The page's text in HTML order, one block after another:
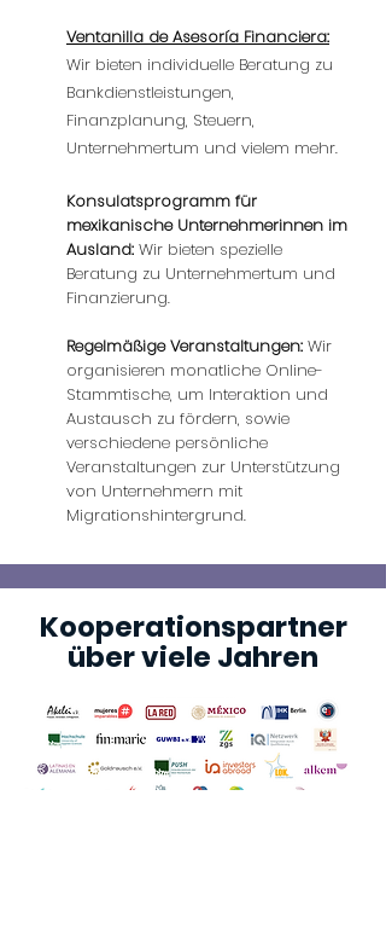
Ventanilla de Asesoría Financiera:
Wir bieten individuelle Beratung zu
Bankdienstleistungen,
Finanzplanung, Steuern,
Unternehmertum und vielem mehr.
Konsulatsprogramm für
mexikanische Unternehmerinnen im
Ausland: Wir bieten spezielle
Beratung zu Unternehmertum und
Finanzierung.
Regelmäßige Veranstaltungen: Wir
organisieren monatliche Online-
Stammtische, um Interaktion und
Austausch zu fördern, sowie
verschiedene persönliche
Veranstaltungen zur Unterstützung
von Unternehmern mit
Migrationshintergrund.
Kooperationspartner
über viele Jahren